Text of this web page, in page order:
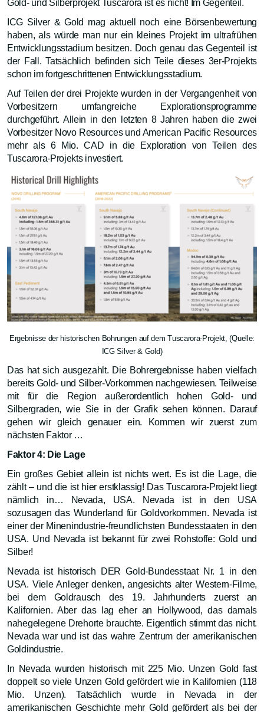
Gold- und Silberprojekt Tuscarora ist es nicht! Im Gegenteil.
ICG Silver & Gold mag aktuell noch eine Börsenbewertung
haben, als würde man nur ein kleines Projekt im ultrafrühen
Entwicklungsstadium besitzen. Doch genau das Gegenteil ist
der Fall. Tatsächlich befinden sich Teile dieses 3er-Projekts
schon im fortgeschrittenen Entwicklungsstadium.
Auf Teilen der drei Projekte wurden in der Vergangenheit von
Vorbesitzern umfangreiche Explorationsprogramme
durchgeführt. Allein in den letzten 8 Jahren haben die zwei
Vorbesitzer Novo Resources und American Pacific Resources
mehr als 6 Mio. CAD in die Exploration von Teilen des
Tuscarora-Projekts investiert.
Ergebnisse der historischen Bohrungen auf dem Tuscarora-Projekt, (Quelle:
ICG Silver & Gold)
Das hat sich ausgezahlt. Die Bohrergebnisse haben vielfach
bereits Gold- und Silber-Vorkommen nachgewiesen. Teilweise
mit für die Region außerordentlich hohen Gold- und
Silbergraden, wie Sie in der Grafik sehen können. Darauf
gehen wir gleich genauer ein. Kommen wir zuerst zum
nächsten Faktor …
Faktor 4: Die Lage
Ein großes Gebiet allein ist nichts wert. Es ist die Lage, die
zählt – und die ist hier erstklassig! Das Tuscarora-Projekt liegt
nämlich in… Nevada, USA. Nevada ist in den USA
sozusagen das Wunderland für Goldvorkommen. Nevada ist
einer der Minenindustrie-freundlichsten Bundesstaaten in den
USA. Und Nevada ist bekannt für zwei Rohstoffe: Gold und
Silber!
Nevada ist historisch DER Gold-Bundesstaat Nr. 1 in den
USA. Viele Anleger denken, angesichts alter Western-Filme,
bei dem Goldrausch des 19. Jahrhunderts zuerst an
Kalifornien. Aber das lag eher an Hollywood, das damals
nahegelegene Drehorte brauchte. Eigentlich stimmt das nicht.
Nevada war und ist das wahre Zentrum der amerikanischen
Goldindustrie.
In Nevada wurden historisch mit 225 Mio. Unzen Gold fast
doppelt so viele Unzen Gold gefördert wie in Kalifornien (118
Mio. Unzen). Tatsächlich wurde in Nevada in der
amerikanischen Geschichte mehr Gold gefördert als bei der